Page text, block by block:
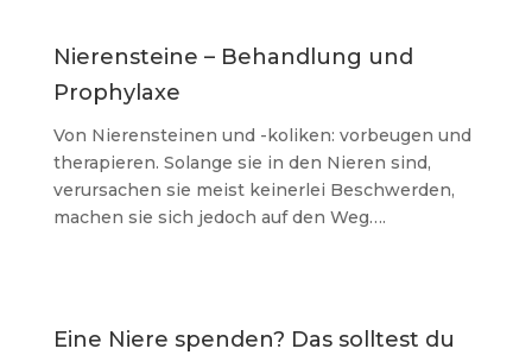
Nierensteine – Behandlung und
Prophylaxe
Von Nierensteinen und -koliken: vorbeugen und
therapieren. Solange sie in den Nieren sind,
verursachen sie meist keinerlei Beschwerden,
machen sie sich jedoch auf den Weg….
Eine Niere spenden? Das solltest du